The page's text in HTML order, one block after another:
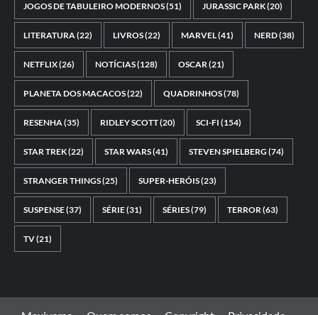
JOGOS DE TABULEIRO MODERNOS(51) JURASSIC PARK(20)
LITERATURA(22) LIVROS(22) MARVEL(41) NERD(38)
NETFLIX(26) NOTÍCIAS(128) OSCAR(21)
PLANETA DOS MACACOS(22) QUADRINHOS(78)
RESENHA(35) RIDLEY SCOTT(20) SCI-FI (154)
STAR TREK(22) STAR WARS(41) STEVEN SPIELBERG (74)
STRANGER THINGS(25) SUPER-HERÓIS(23)
SUSPENSE(37) SÉRIE(31) SÉRIES(79) TERROR(63)
TV(21)